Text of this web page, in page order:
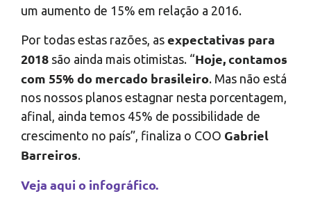
um aumento de 15% em relação a 2016.
Por todas estas razões, as expectativas para
2018 são ainda mais otimistas. “Hoje, contamos
com 55% do mercado brasileiro. Mas não está
nos nossos planos estagnar nesta porcentagem,
afinal, ainda temos 45% de possibilidade de
crescimento no país”, finaliza o COO Gabriel
Barreiros.
Veja aqui o infográfico.